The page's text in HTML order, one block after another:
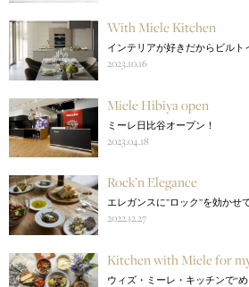
With Miele Kitchen
インテリアが好きだからビルト
2023.10.16
Miele Hibiya open
ミーレ日比谷オープン！
2023.04.18
Rock’n Elegance
エレガンスに’’ロック’’を効かせ
2022.12.27
Kitchen with Miele for
ウィズ・ミーレ・キッチンで“